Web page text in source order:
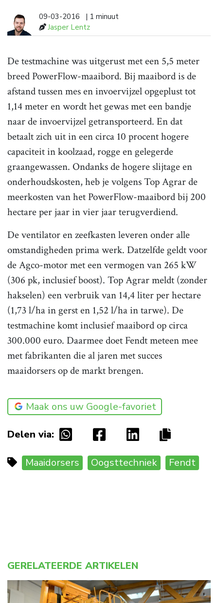
09-03-2016
| 1 minuut
Jasper Lentz
De testmachine was uitgerust met een 5,5 meter
breed PowerFlow-maaibord. Bij maaibord is de
afstand tussen mes en invoervijzel opgeplust tot
1,14 meter en wordt het gewas met een bandje
naar de invoer­vijzel getransporteerd. En dat
betaalt zich uit in een circa 10 procent hogere
capaciteit in koolzaad, rogge en gelegerde
graangewassen. Ondanks de hogere slijtage en
onderhoudskosten, heb je volgens Top Agrar de
meerkosten van het PowerFlow-maaibord bij 200
hectare per jaar in vier jaar terugverdiend.
De ventilator en zeefkasten leveren onder alle
omstandigheden prima werk. Datzelfde geldt voor
de Agco-motor met een vermogen van 265 kW
(306 pk, inclusief boost). Top Agrar meldt (zonder
hakselen) een verbruik­ van 14,4 liter per hectare
(1,73 l/ha in gerst en 1,52 l/ha in tarwe). De
testmachine komt inclusief maaibord op circa
300.000 euro. Daarmee doet Fendt meteen­ mee
met fabrikanten die al jaren met succes
maaidorsers op de markt brengen.
Maak ons uw Google-favoriet
Delen via:
Maaidorsers Oogsttechniek Fendt
GERELATEERDE ARTIKELEN